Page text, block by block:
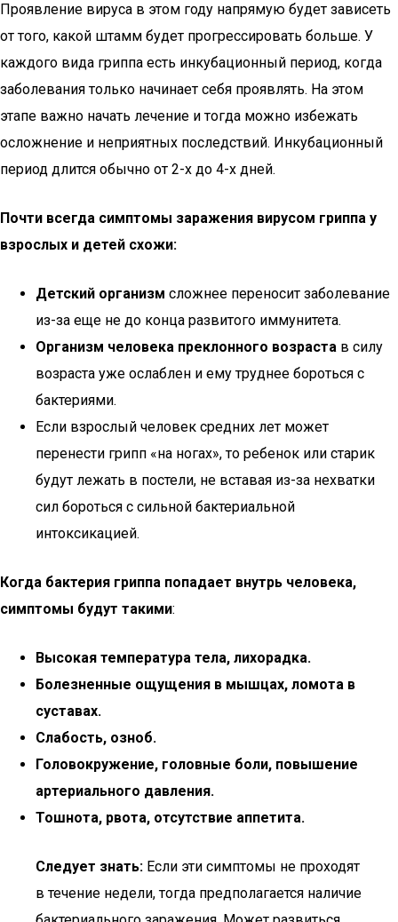
Проявление вируса в этом году напрямую будет зависеть
от того, какой штамм будет прогрессировать больше. У
каждого вида гриппа есть инкубационный период, когда
заболевания только начинает себя проявлять. На этом
этапе важно начать лечение и тогда можно избежать
осложнение и неприятных последствий. Инкубационный
период длится обычно от 2-х до 4-х дней.
Почти всегда симптомы заражения вирусом гриппа у
взрослых и детей схожи:
Детский организм сложнее переносит заболевание
из-за еще не до конца развитого иммунитета.
Организм человека преклонного возраста в силу
возраста уже ослаблен и ему труднее бороться с
бактериями.
Если взрослый человек средних лет может
перенести грипп «на ногах», то ребенок или старик
будут лежать в постели, не вставая из-за нехватки
сил бороться с сильной бактериальной
интоксикацией.
Когда бактерия гриппа попадает внутрь человека,
симптомы будут такими:
Высокая температура тела, лихорадка.
Болезненные ощущения в мышцах, ломота в
суставах.
Слабость, озноб.
Головокружение, головные боли, повышение
артериального давления.
Тошнота, рвота, отсутствие аппетита.
Следует знать: Если эти симптомы не проходят
в течение недели, тогда предполагается наличие